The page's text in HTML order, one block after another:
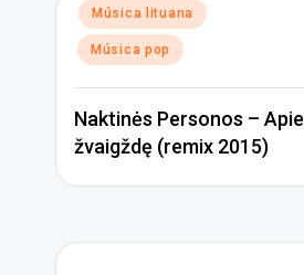
Posted
in
Música lituana
Música pop
Naktinės Personos – Apie
žvaigždę (remix 2015)